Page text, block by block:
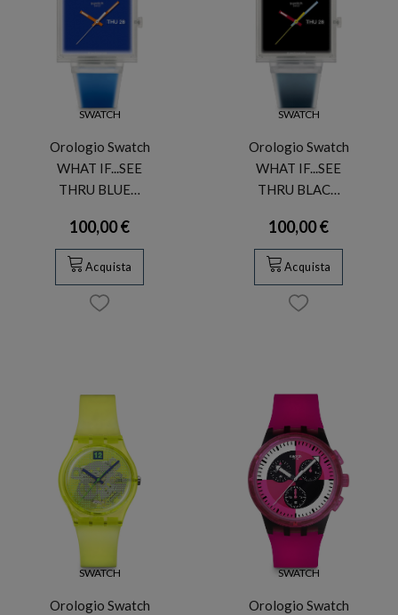
SWATCH
Orologio Swatch
WHAT IF...SEE
THRU BLUE…
100,00 €
Acquista
SWATCH
Orologio Swatch
WHAT IF...SEE
THRU BLAC…
100,00 €
Acquista
SWATCH
Orologio Swatch
SWATCH
Orologio Swatch